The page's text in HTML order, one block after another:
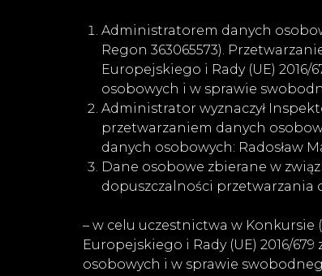
Administratorem danych
Regon 363065573).
Europejskiego i Rady (UE)
osobowych i w sprawie
Administrator wyznaczył
przetwarzaniem danych
danych osobowych: Radosław
Dane osobowe zbierane w
dopuszczalności przetwarzania
– w celu uczestnictwa w Konkursie
Europejskiego i Rady (UE) 2016/
osobowych i w sprawie